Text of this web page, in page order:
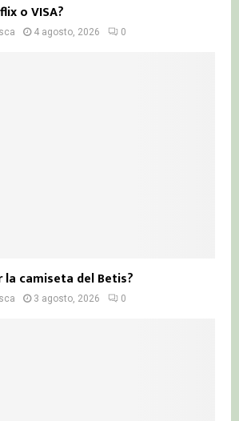
o VISA?
4 agosto, 2026 0
la camiseta del Betis?
3 agosto, 2026 0